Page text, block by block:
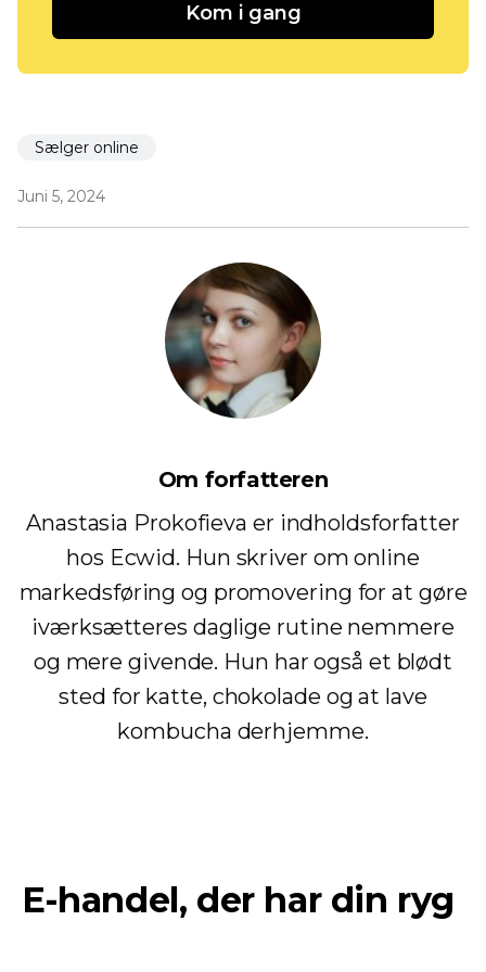
Kom i gang
Sælger online
Juni 5, 2024
Om forfatteren
Anastasia Prokofieva er indholdsforfatter
hos Ecwid. Hun skriver om online
markedsføring og promovering for at gøre
iværksætteres daglige rutine nemmere
og mere givende. Hun har også et blødt
sted for katte, chokolade og at lave
kombucha derhjemme.
E-handel, der har din ryg